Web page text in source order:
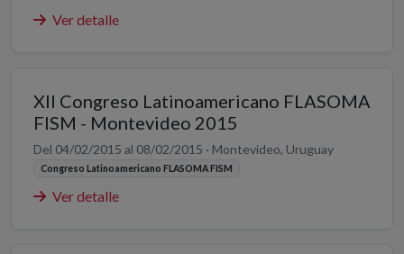
Ver detalle
XII Congreso Latinoamericano FLASOMA
FISM - Montevideo 2015
Del 04/02/2015 al 08/02/2015 · Montevideo, Uruguay
Congreso Latinoamericano FLASOMA FISM
Ver detalle